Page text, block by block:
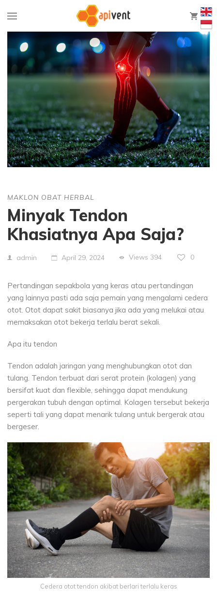
0
MAKLON OBAT HERBAL
Minyak Tendon
Khasiatnya Apa Saja?
admin April 29, 2024 Views 394 0
Pertandingan sepakbola yang keras atau pertandingan
yang lainnya pasti ada saja pemain yang mengalami cedera
otot. Otot dapat sakit biasanya jika ada yang melukai atau
memaksakan otot bekerja terlalu berat sekali.
Apa itu tendon
Tendon adalah jaringan yang menghubungkan otot dan
tulang. Tendon terbuat dari serat protein (kolagen) yang
bersifat kuat dan flexible, sehingga dapat mendukung
pergerakan tubuh dengan optimal. Kolagen tersebut bekerja
seperti tali yang dapat menarik tulang untuk bergerak atau
bergeser.
Cedera otot tendon akibat berlari terlalu keras